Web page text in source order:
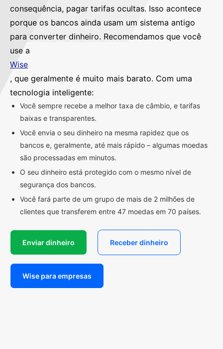
consequência, pagar tarifas ocultas. Isso acontece
porque os bancos ainda usam um sistema antigo
para converter dinheiro. Recomendamos que você
use a
Wise
, que geralmente é muito mais barato. Com uma
tecnologia inteligente:
Você sempre recebe a melhor taxa de câmbio, e tarifas
baixas e transparentes.
Você envia o seu dinheiro na mesma rapidez que os
bancos e, geralmente, até mais rápido – algumas moedas
são processadas em minutos.
O seu dinheiro está protegido com o mesmo nível de
segurança dos bancos.
Você fará parte de um grupo de mais de 2 milhões de
clientes que transferem entre 47 moedas em 70 países.
Enviar dinheiro Receber dinheiro
Wise para empresas